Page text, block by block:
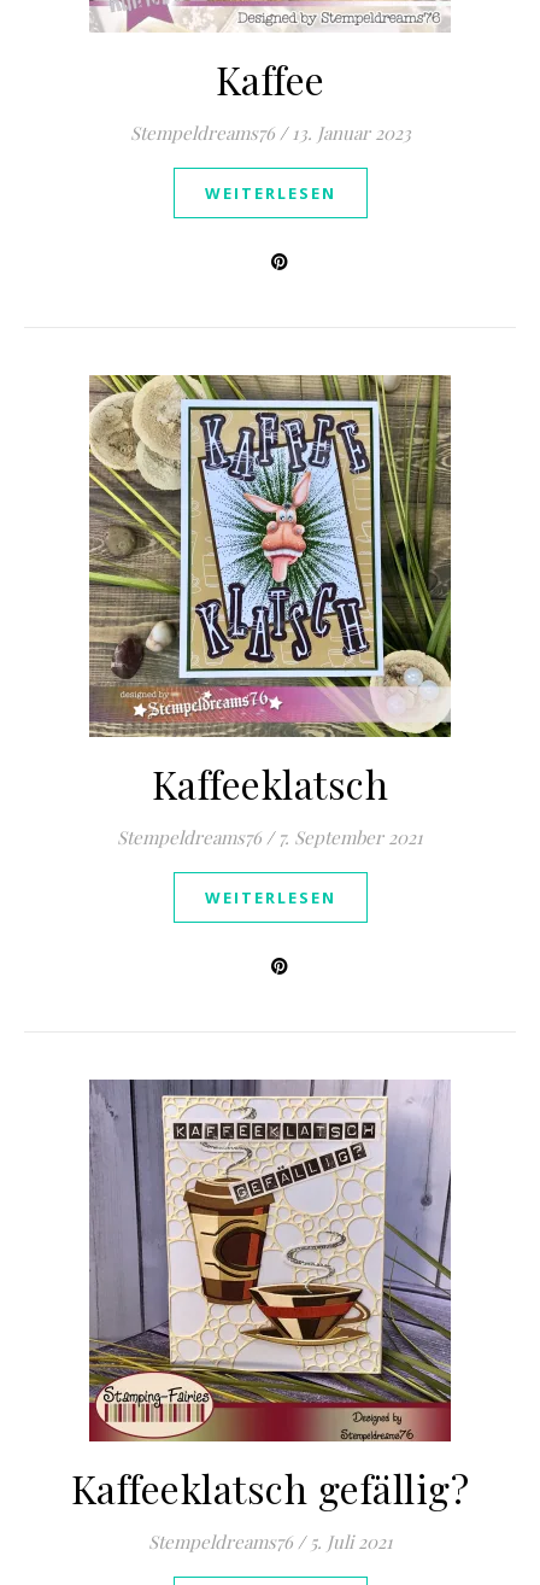
Kaffee
Stempeldreams76 / 13. Januar 2023
WEITERLESEN
Kaffeeklatsch
Stempeldreams76 / 7. September 2021
WEITERLESEN
Kaffeeklatsch gefällig?
Stempeldreams76 / 5. Juli 2021